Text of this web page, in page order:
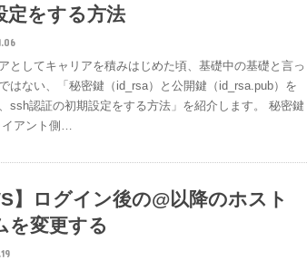
定をする方法
としてキャリアを積みはじめた頃、基礎中の基礎と言っ
はない、「秘密鍵（id_rsa）と公開鍵（id_rsa.pub）を
ssh認証の初期設定をする方法」を紹介します。 秘密鍵
イアント側…
】ログイン後の@以降のホスト
を変更する